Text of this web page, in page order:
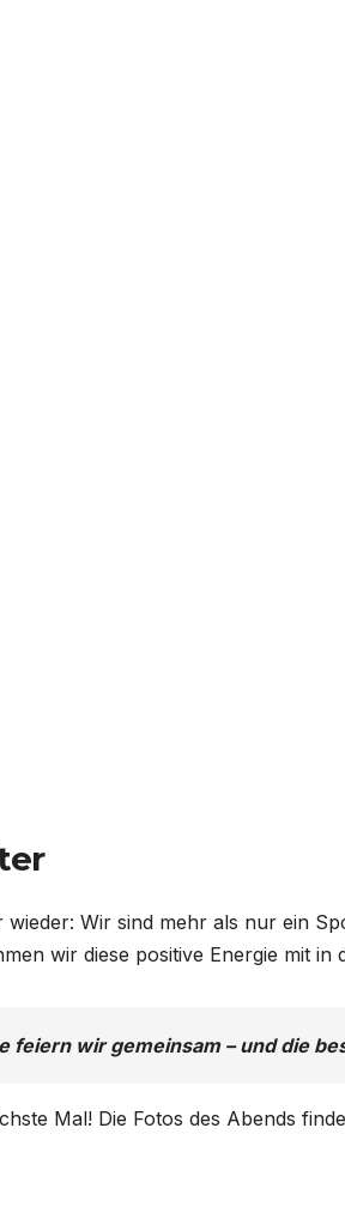
Wir sind mehr als nur ein
wir diese positive Energie mit in
feiern wir gemeinsam – und die
Mal! Die Fotos des Abends